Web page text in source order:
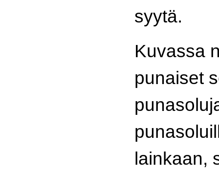
syytä.
Kuvassa
punaiset
lainkaan,